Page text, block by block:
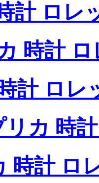
計 ロレ
時計
計 ロレ
リカ 時
時計 ロ